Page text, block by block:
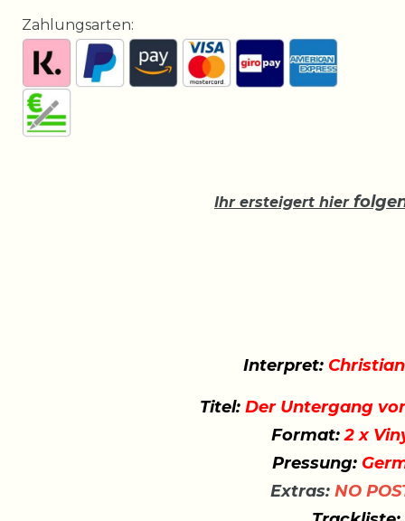
Zahlungsarten:
Ihr ersteigert hier
Interpret:
Titel:Der Untergang
Format:2 x
Pressung:
Extras: NO